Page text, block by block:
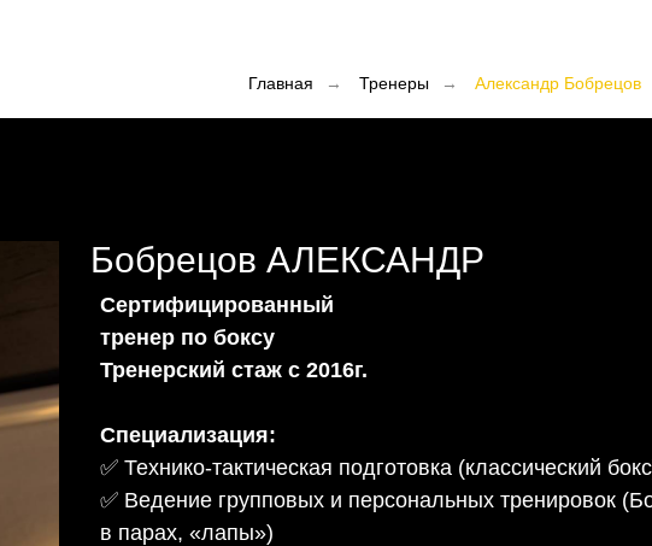
Главная → Тренеры → Александр Бобрецов
Бобрецов АЛЕКСАНДР
Сертифицированный
тренер по боксу
Тренерский стаж с 2016г.
Специализация:
✅ Технико-тактическая подготовка (классический
✅ Ведение групповых и персональных тренировок
в парах, «лапы»)